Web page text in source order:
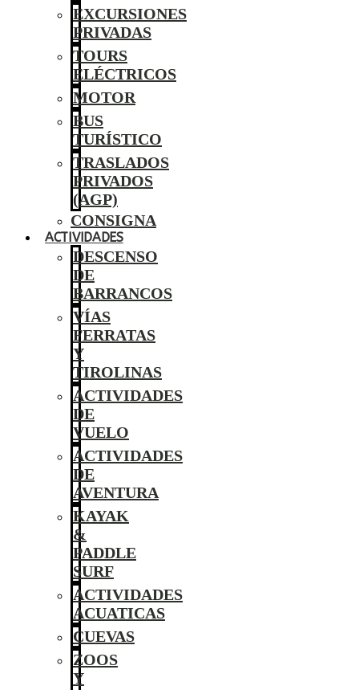
EXCURSIONES
PRIVADAS
TOURS
ELÉCTRICOS
MOTOR
BUS
TURÍSTICO
TRASLADOS
PRIVADOS
(AGP)
CONSIGNA
ACTIVIDADES
DESCENSO
DE
BARRANCOS
VÍAS
FERRATAS
Y
TIROLINAS
ACTIVIDADES
DE
VUELO
ACTIVIDADES
DE
AVENTURA
KAYAK
&
PADDLE
SURF
ACTIVIDADES
ACUATICAS
CUEVAS
ZOOS
Y